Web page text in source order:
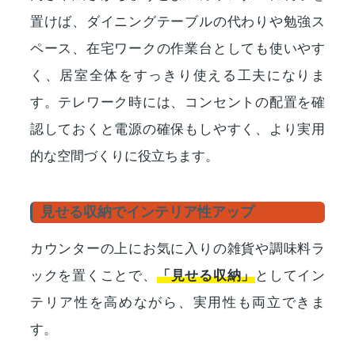
置けば、ダイニングテーブルの代わりや勉強ス
ペース、在宅ワークの作業台としても使いやす
く、居室全体をすっきり使える工夫になりま
す。テレワーク時には、コンセントの配置を確
認しておくと電源の確保もしやすく、より実用
的な空間づくりに役立ちます。
見せる収納でインテリア性アップ
カウンターの上にお気に入りの雑貨や調味料ラ
ックを置くことで、 「見せる収納」としてイン
テリア性を高めながら、実用性も両立できま
す。